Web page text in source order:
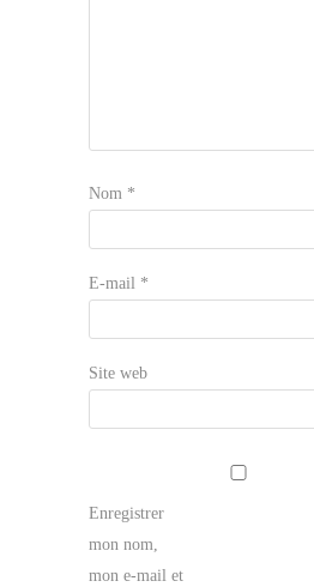
Nom *
E-mail *
Site web
Enregistrer
mon nom,
mon e-mail et